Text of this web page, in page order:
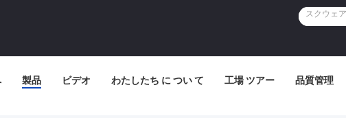
製品 ビデオ わたしたち に つい て 工場 ツアー 品質管理